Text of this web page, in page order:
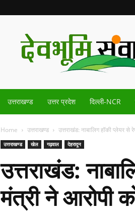
Devbhoomisamvad.com
उत्तराखण्ड उत्तर प्रदेश दिल्ली-NCR
Home उत्तराखण्ड उत्तराखंड: नाबालिग हॉकी प्लेयर से
उत्तराखण्ड खेल गढ़वाल देहरादून
उत्तराखंड:
मंत्री ने आरोपी